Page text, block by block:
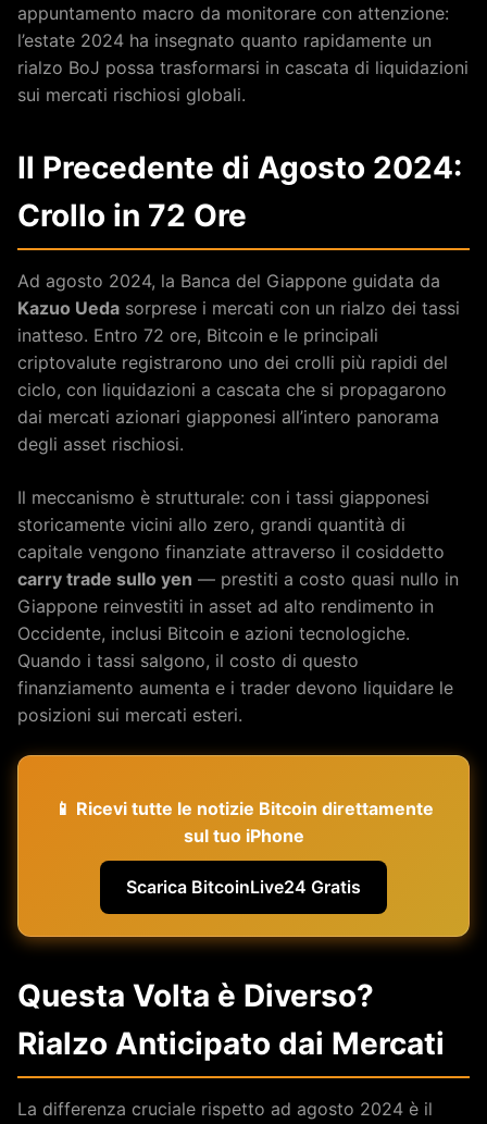
appuntamento macro da monitorare con attenzione:
l’estate 2024 ha insegnato quanto rapidamente un
rialzo BoJ possa trasformarsi in cascata di liquidazioni
sui mercati rischiosi globali.
Il Precedente di Agosto 2024:
Crollo in 72 Ore
Ad agosto 2024, la Banca del Giappone guidata da
Kazuo Ueda sorprese i mercati con un rialzo dei tassi
inatteso. Entro 72 ore, Bitcoin e le principali
criptovalute registrarono uno dei crolli più rapidi del
ciclo, con liquidazioni a cascata che si propagarono
dai mercati azionari giapponesi all’intero panorama
degli asset rischiosi.
Il meccanismo è strutturale: con i tassi giapponesi
storicamente vicini allo zero, grandi quantità di
capitale vengono finanziate attraverso il cosiddetto
carry trade sullo yen — prestiti a costo quasi nullo in
Giappone reinvestiti in asset ad alto rendimento in
Occidente, inclusi Bitcoin e azioni tecnologiche.
Quando i tassi salgono, il costo di questo
finanziamento aumenta e i trader devono liquidare le
posizioni sui mercati esteri.
📱 Ricevi tutte le notizie Bitcoin direttamente
sul tuo iPhone
Scarica BitcoinLive24 Gratis
Questa Volta è Diverso?
Rialzo Anticipato dai Mercati
La differenza cruciale rispetto ad agosto 2024 è il